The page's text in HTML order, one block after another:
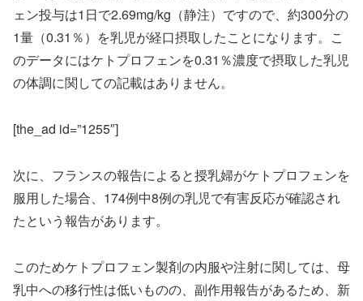
ェン投与は1日で2.69mg/kg（静注）ですので、約300分の
1量（0.31％）を乳児が経口摂取したことになります。こ
のデータにはケトプロフェンを0.31％濃度で摂取した乳児
の体調に関しての記載はありません。
[the_ad id=”1255″]
次に、フランスの報告によると授乳婦がケトプロフェンを
服用した場合、174例中8例の乳児で有害反応が確認され
たという報告があります。
このためケトプロフェン製剤の内服や注射に関しては、母
乳中への移行性は低いものの、副作用報告があるため、新